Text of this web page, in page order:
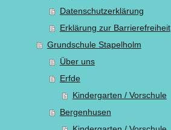
Datenschutzerklärung
Erklärung zur Barrierefreiheit
Grundschule Stapelholm
Über uns
Erfde
Kindergarten / Vorschule
Bergenhusen